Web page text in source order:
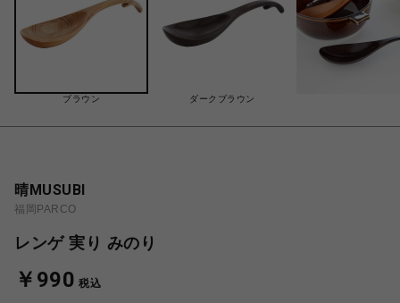
ブラウン ダークブラウン
晴MUSUBI
福岡PARCO
レンゲ 実り みのり
￥990 税込